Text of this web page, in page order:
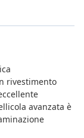
rivestimento
avanzata è